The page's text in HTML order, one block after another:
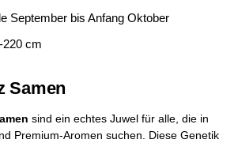
September bis Anfang Oktober
220 cm
Samen
sind ein echtes Juwel für alle, die in
Premium-Aromen suchen. Diese Genetik